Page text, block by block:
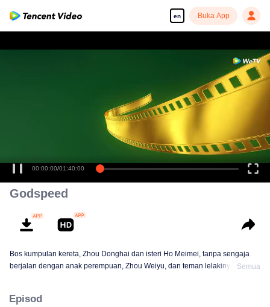
en Buka App
00:00:00/01:40:00
Godspeed
Bos kumpulan kereta, Zhou Donghai dan isteri Ho Meimei, tanpa sengaja
berjalan dengan anak perempuan, Zhou Weiyu, dan teman lelakinya , Wan
berdepan dengan kemalangan kereta karavan musuh Donghai, kekacauan
Semua
Episod